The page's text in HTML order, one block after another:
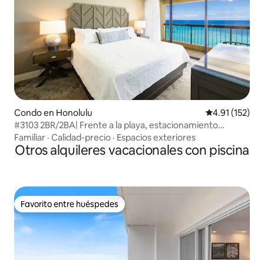
Condo en Honolulu Calificación
4.91 (152)
#3103 2BR/2BA| Frente a la playa, estacionamiento
gratuito, gimnasio y piscina
Familiar · Calidad-precio · Espacios exteriores
Otros alquileres vacacionales con piscina
Favorito entre huéspedes
Favorito entre huéspedes